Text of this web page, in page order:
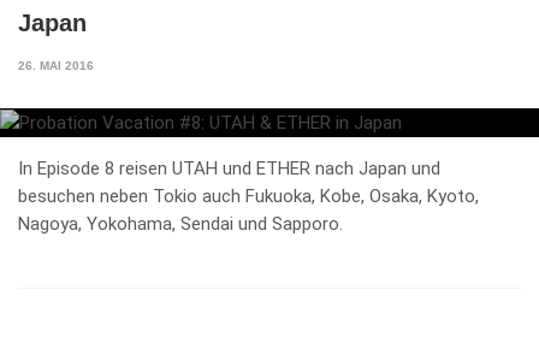
Japan
26. MAI 2016
In Episode 8 reisen UTAH und ETHER nach Japan und
besuchen neben Tokio auch Fukuoka, Kobe, Osaka, Kyoto,
Nagoya, Yokohama, Sendai und Sapporo.